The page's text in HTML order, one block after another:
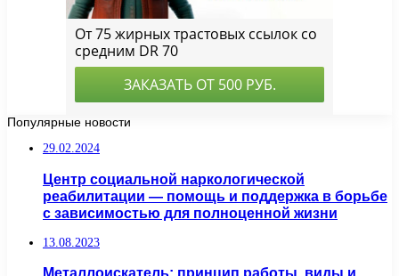
Популярные новости
29.02.2024
Центр социальной наркологической
реабилитации — помощь и поддержка в борьбе
с зависимостью для полноценной жизни
13.08.2023